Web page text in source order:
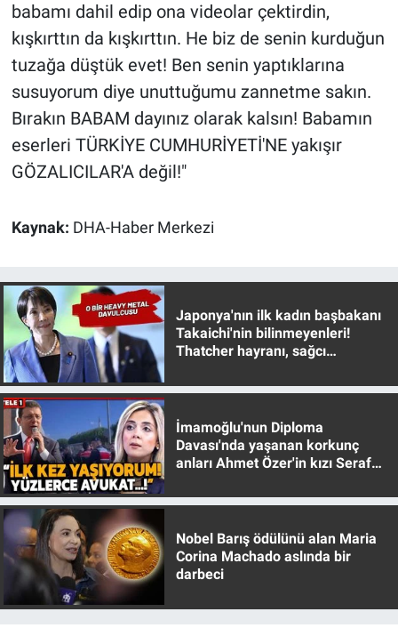
babamı dahil edip ona videolar çektirdin,
kışkırttın da kışkırttın. He biz de senin kurduğun
tuzağa düştük evet! Ben senin yaptıklarına
susuyorum diye unuttuğumu zannetme sakın.
Bırakın BABAM dayınız olarak kalsın! Babamın
eserleri TÜRKİYE CUMHURİYETİ'NE yakışır
GÖZALICILAR'A değil!"
Kaynak: DHA-Haber Merkezi
Japonya'nın ilk kadın başbakanı
Takaichi'nin bilinmeyenleri!
Thatcher hayranı, sağcı
İmamoğlu'nun Diploma
Davası'nda yaşanan korkunç
anları Ahmet Özer'in kızı Seraf
Nobel Barış ödülünü alan Maria
Corina Machado aslında bir
darbeci